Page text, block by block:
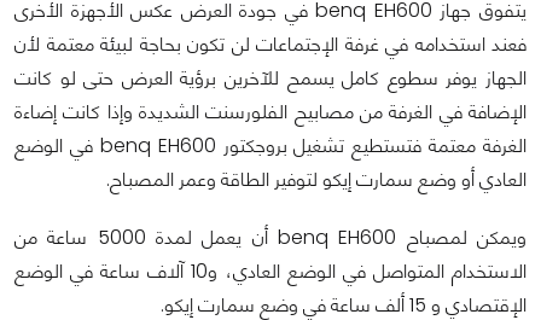
يتفوق جهاز benq EH600 في جودة العرض عكس الأجهزة الأخرى
فعند استخدامه في غرفة الإجتماعات لن تكون بحاجة لبيئة معتمة لأن
الجهاز يوفر سطوع كامل يسمح للآخرين برؤية العرض حتى لو كانت
الإضافة في الغرفة من مصابيح الفلورسنت الشديدة وإذا كانت إضاءة
الغرفة معتمة فتستطيع تشغيل بروجكتور benq EH600 في الوضع
العادي أو وضع سمارت إيكو لتوفير الطاقة وعمر المصباح.
ويمكن لمصباح benq EH600 أن يعمل لمدة 5000 ساعة من
الاستخدام المتواصل في الوضع العادي، و10 آلاف ساعة في الوضع
الإقتصادي و 15 ألف ساعة في وضع سمارت إيكو.